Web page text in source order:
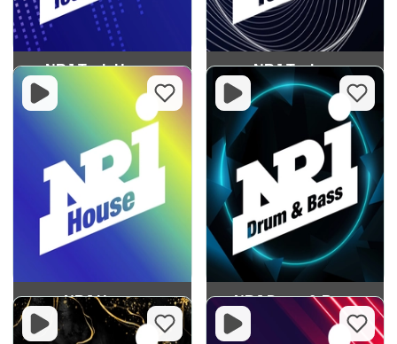
NRJ Tech House NRJ Techno
NRJ House NRJ Drum & Bass